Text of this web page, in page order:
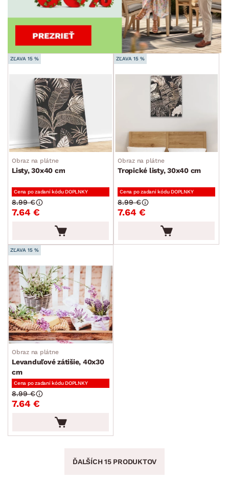
ZĽAVA 15 %
Obraz na plátne
Listy, 30x40 cm
Cena po zadaní kódu DOPLNKY
7.64 €
8.99 €
ZĽAVA 15 %
Obraz na plátne
Tropické listy, 30x40 cm
Cena po zadaní kódu DOPLNKY
7.64 €
8.99 €
ZĽAVA 15 %
Obraz na plátne
Levanduľové zátišie, 40x30
cm
Cena po zadaní kódu DOPLNKY
7.64 €
8.99 €
ĎALŠÍCH 15 PRODUKTOV